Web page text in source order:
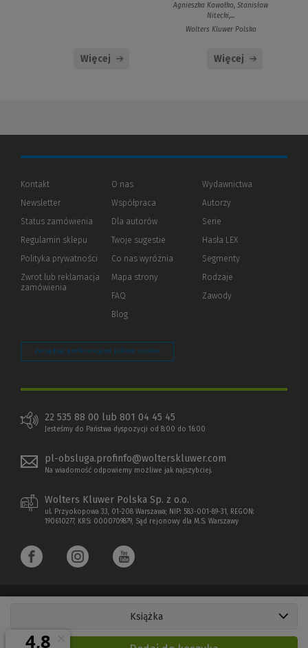
Książka
Więcej
Agnieszka Kawałko, Stanisław
Nitecki,...
Wolters Kluwer Polska
Więcej
Kontakt
Newsletter
Status zamówienia
Regulamin sklepu
Polityka prywatności (Nowe
(Link
innej
Zwrot lub reklamacja
zamówienia
O nas
Współpraca
Dla autorów(Nowe
(Link
innej
Twoje sugestie
Co nas wyróżnia
Mapa strony
FAQ
Blog
Wydawnictwa
Autorzy
Serie
Hasła LEX
Segmenty
Rodzaje
Zawody
Zarządzaj preferencjami plików cookie
22 535 88 00 lub 801 04 45 45
Jesteśmy do Państwa dyspozycji od 8:00 do 16:00
pl-obsluga.profinfo@wolterskluwer.com
Na wiadomość odpowiemy możliwe jak najszybciej.
Wolters Kluwer Polska Sp. z o.o.
ul. Przyokopowa 33, 01-208 Warszawa; NIP: 583-001-89-31, REGON:
190610277, KRS: 0000709879, Sąd rejonowy dla M.S. Warszawy
Copyright 1997 - 2026 Wolters Kluwer Polska Sp. z o.o.